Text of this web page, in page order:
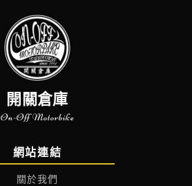
開關倉庫
On-Off Motorbike
網站連結
關於我們